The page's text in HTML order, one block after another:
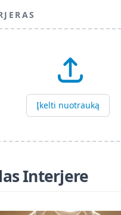
Įkelti nuotrauką
Interjere